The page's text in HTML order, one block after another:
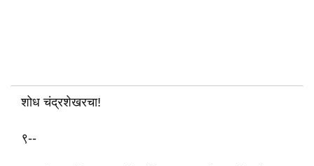
शोध चंद्रशेखरचा!
९--